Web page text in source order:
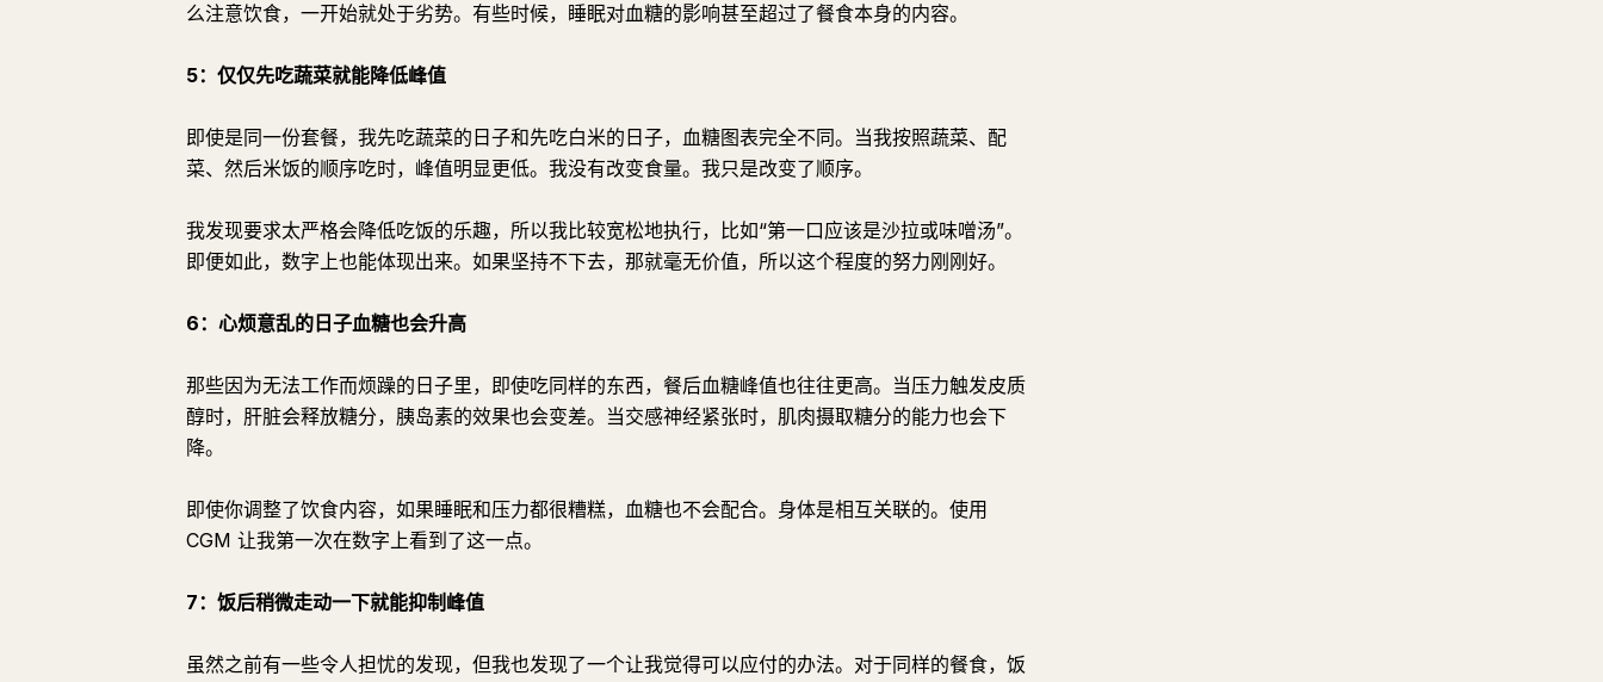
么注意饮食，一开始就处于劣势。有些时候，睡眠对血糖的影响甚至超过了餐食本身的内容。
5：仅仅先吃蔬菜就能降低峰值
即使是同一份套餐，我先吃蔬菜的日子和先吃白米的日子，血糖图表完全不同。当我按照蔬菜、配
菜、然后米饭的顺序吃时，峰值明显更低。我没有改变食量。我只是改变了顺序。
我发现要求太严格会降低吃饭的乐趣，所以我比较宽松地执行，比如“第一口应该是沙拉或味噌汤”。
即便如此，数字上也能体现出来。如果坚持不下去，那就毫无价值，所以这个程度的努力刚刚好。
6：心烦意乱的日子血糖也会升高
那些因为无法工作而烦躁的日子里，即使吃同样的东西，餐后血糖峰值也往往更高。当压力触发皮质
醇时，肝脏会释放糖分，胰岛素的效果也会变差。当交感神经紧张时，肌肉摄取糖分的能力也会下
降。
即使你调整了饮食内容，如果睡眠和压力都很糟糕，血糖也不会配合。身体是相互关联的。使用
CGM 让我第一次在数字上看到了这一点。
7：饭后稍微走动一下就能抑制峰值
虽然之前有一些令人担忧的发现，但我也发现了一个让我觉得可以应付的办法。对于同样的餐食，饭